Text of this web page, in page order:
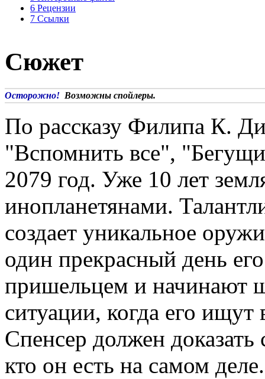
6 Рецензии
7 Ссылки
Сюжет
Осторожно! Возможны спойлеры.
По рассказу Филипа К.
"Вспомнить все",
2079 год. Уже 10 лет
инопланетянами.
создает уникальное
один прекрасный день
пришельцем и начинают
ситуации, когда его
Спенсер должен
кто он есть на самом